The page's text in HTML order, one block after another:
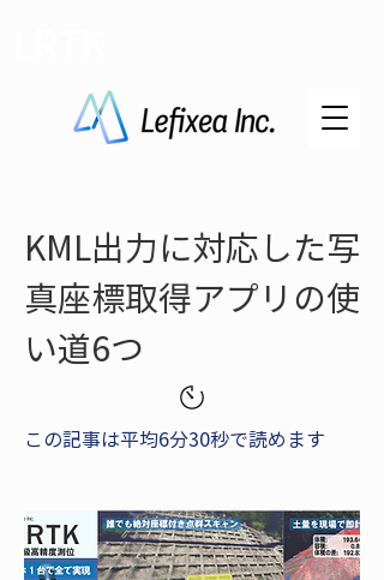
KML出力に対応した写
真座標取得アプリの使
い道6つ
この記事は平均6分30秒で読めます